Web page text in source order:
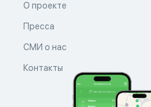
О проекте
Пресса
СМИ о нас
Контакты